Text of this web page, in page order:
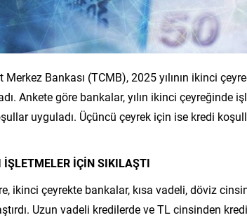
Bankası (TCMB), 2025 yılının ikinci
Ankete göre bankalar, yılın ikinci çeyreğinde
uyguladı. Üçüncü çeyrek için ise kredi
İŞLETMELER İÇİN SIKILAŞTI
ikinci çeyrekte bankalar, kısa vadeli, döviz
Uzun vadeli kredilerde ve TL cinsinden